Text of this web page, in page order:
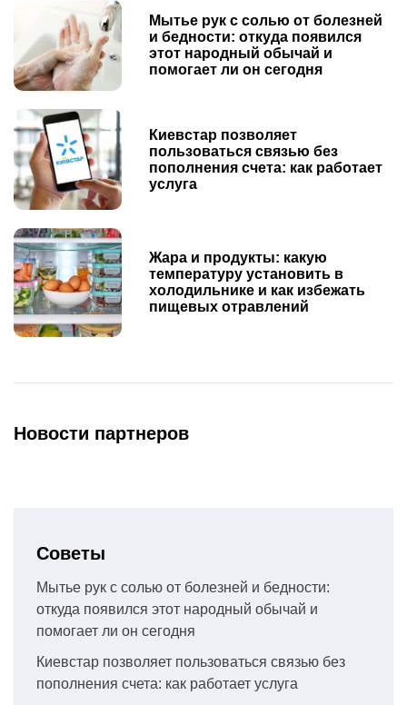
Мытье рук с солью от болезней
и бедности: откуда появился
этот народный обычай и
помогает ли он сегодня
Киевстар позволяет
пользоваться связью без
пополнения счета: как работает
услуга
Жара и продукты: какую
температуру установить в
холодильнике и как избежать
пищевых отравлений
Новости партнеров
Советы
Мытье рук с солью от болезней и бедности:
откуда появился этот народный обычай и
помогает ли он сегодня
Киевстар позволяет пользоваться связью без
пополнения счета: как работает услуга